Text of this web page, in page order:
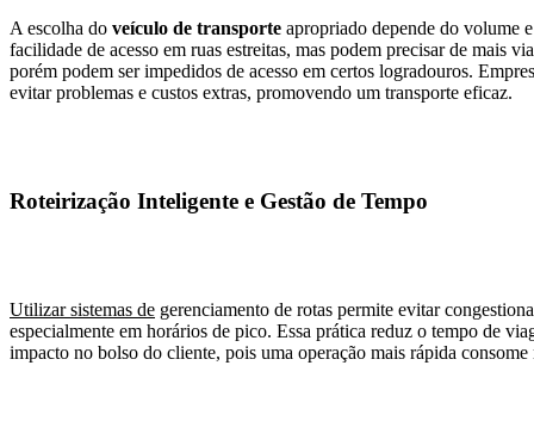
A escolha do veículo de transporte apropriado depende do volume
facilidade de acesso em ruas estreitas, mas podem precisar de mais
porém podem ser impedidos de acesso em certos logradouros.
evitar problemas e custos extras, promovendo um transporte eficaz.
Roteirização Inteligente e Gestão de Tempo
Utilizar sistemas de gerenciamento de rotas permite evitar
especialmente em horários de pico. Essa prática reduz o tempo de
impacto no bolso do cliente, pois uma operação mais rápida